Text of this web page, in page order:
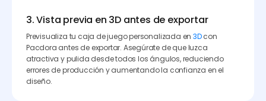
3. Vista previa en 3D antes de exportar
Previsualiza tu caja de juego personalizada en 3Dcon
Pacdora antes de exportar. Asegúrate de que luzca
atractiva y pulida desde todos los ángulos, reduciendo
errores de producción y aumentando la confianza en el
diseño.